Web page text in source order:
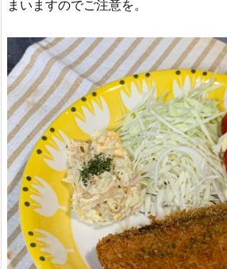
まいますのでご注意を。